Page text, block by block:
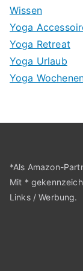
Wissen
Yoga
Yoga Retreat
Yoga Urlaub
Yoga
*Als Amazon-
Mit *
Links / Werbung.